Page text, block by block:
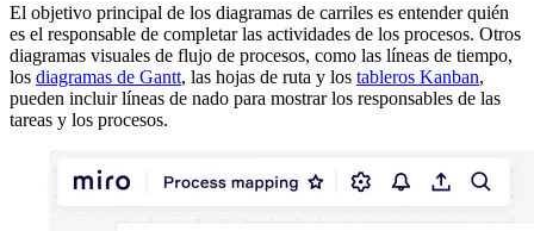
El objetivo principal de los diagramas de carriles es entender quién
es el responsable de completar las actividades de los procesos. Otros
diagramas visuales de flujo de procesos, como las líneas de tiempo,
los diagramas de Gantt, las hojas de ruta y los tableros Kanban,
pueden incluir líneas de nado para mostrar los responsables de las
tareas y los procesos.